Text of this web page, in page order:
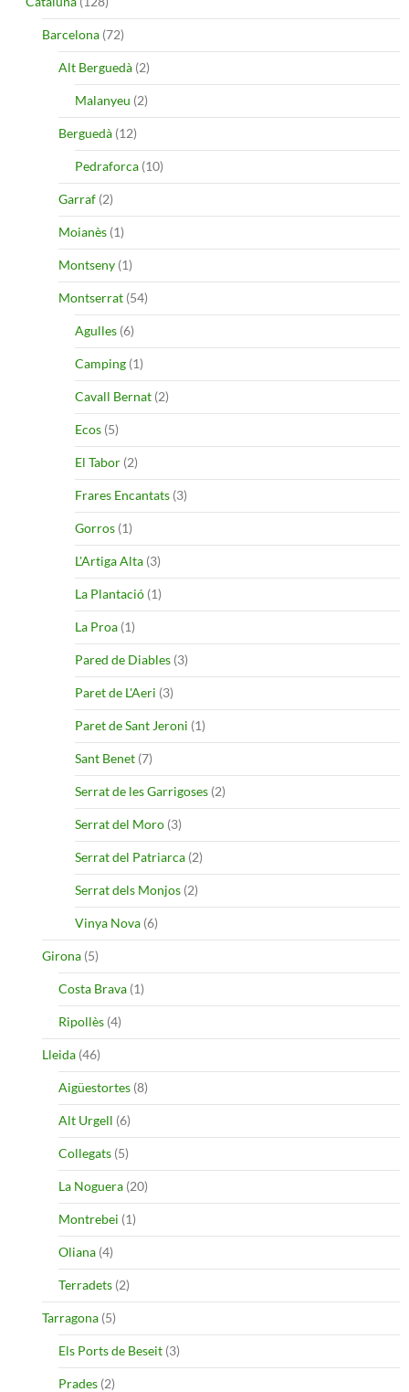
Barcelona (72)
Alt Berguedà (2)
Malanyeu (2)
Berguedà (12)
Pedraforca (10)
Garraf (2)
Moianès (1)
Montseny (1)
Montserrat (54)
Agulles (6)
Camping (1)
Cavall Bernat (2)
Ecos (5)
El Tabor (2)
Frares Encantats (3)
Gorros (1)
L'Artiga Alta (3)
La Plantació (1)
La Proa (1)
Pared de Diables (3)
Paret de L'Aeri (3)
Paret de Sant Jeroni (1)
Sant Benet (7)
Serrat de les Garrigoses (2)
Serrat del Moro (3)
Serrat del Patriarca (2)
Serrat dels Monjos (2)
Vinya Nova (6)
Girona (5)
Costa Brava (1)
Ripollès (4)
Lleida (46)
Aigüestortes (8)
Alt Urgell (6)
Collegats (5)
La Noguera (20)
Montrebei (1)
Oliana (4)
Terradets (2)
Tarragona (5)
Els Ports de Beseit (3)
Prades (2)